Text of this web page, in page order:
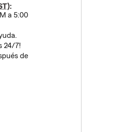
):
a 5:00
24/7!
de